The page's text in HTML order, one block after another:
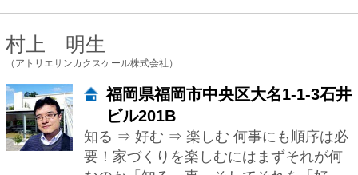
知る ⇒ 好む ⇒ 楽しむ 何事にも順序は必
なのか「知る」事・そしてそれを「好
む」事。 どれだけ楽しんだかによって家
安河内 健司 + 西岡 久実
（一級建築士事務所 group-scoop）